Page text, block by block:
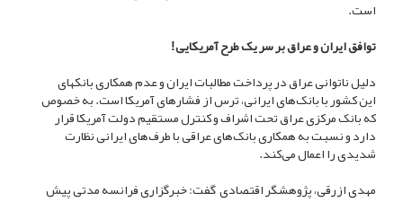
است.
توافق ایران و عراق بر سر یک طرح آمریکایی!
دلیل ناتوانی عراق در پرداخت مطالبات ایران و عدم همکاری بانک‎های
این کشور با بانک‌های ایرانی، ترس از فشار‌های آمریکا است. به خصوص
که بانک مرکزی عراق تحت اشراف و کنترل مستقیم دولت آمریکا قرار
دارد و نسبت به همکاری بانک‌های عراقی با طرف‌های ایرانی نظارت
شدیدی را اعمال می‌کند.
مهدی ازرقی، پژوهشگر اقتصادی گفت: خبرگزاری فرانسه مدتی پیش